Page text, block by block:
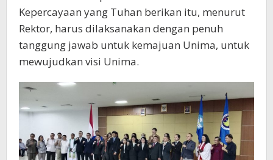
Kepercayaan yang Tuhan berikan itu, menurut
Rektor, harus dilaksanakan dengan penuh
tanggung jawab untuk kemajuan Unima, untuk
mewujudkan visi Unima.